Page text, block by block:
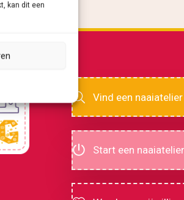
kan dit een
Vind een naaiatelier
Start een naaiatelier